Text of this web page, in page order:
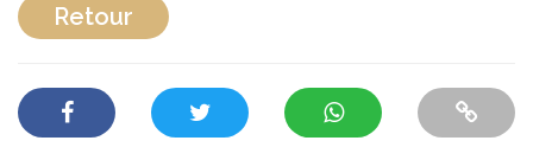
Retour